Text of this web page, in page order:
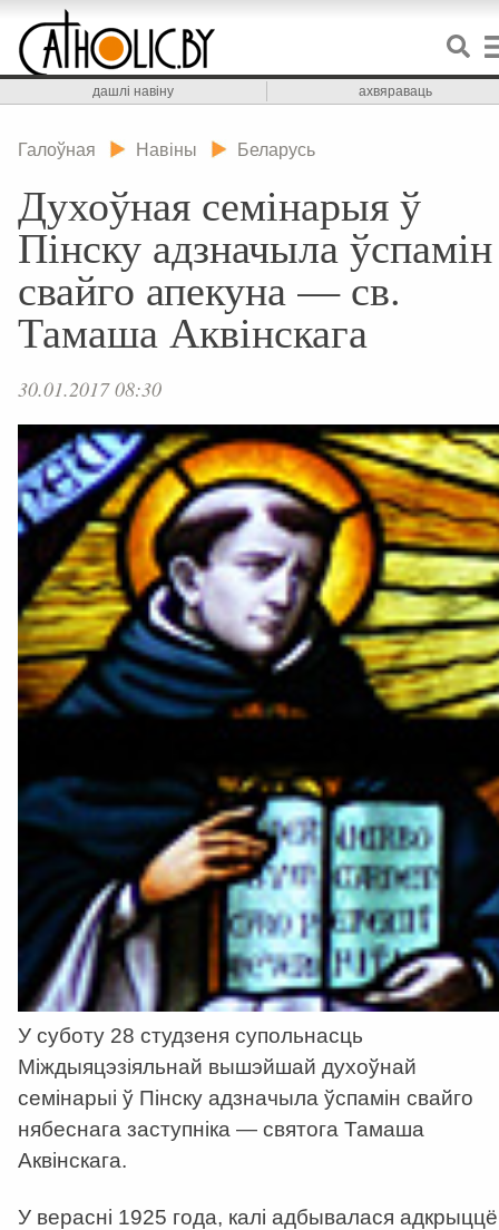
дашлі навіну ахвяраваць
Галоўная Навіны Беларусь
Духоўная семінарыя ў
Пінску адзначыла ўспамін
свайго апекуна — св.
Тамаша Аквінскага
30.01.2017 08:30
У суботу 28 студзеня супольнасць
Міждыяцэзіяльнай вышэйшай духоўнай
семінарыі ў Пінску адзначыла ўспамін свайго
нябеснага заступніка — святога Тамаша
Аквінскага.
У верасні 1925 года, калі адбывалася адкрыццё